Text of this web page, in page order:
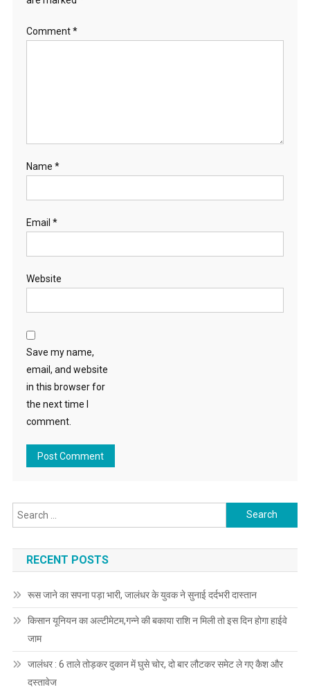
Comment*
Name *
Email *
Website
Save my name,
email, and website
in this browser for
the next time I
comment.
Search for:
RECENT POSTS
रूस जाने का सपना पड़ा भारी, जालंधर के युवक ने सुनाई दर्दभरी दास्तान
किसान यूनियन का अल्टीमेटम,गन्ने की बकाया राशि न मिली तो इस दिन होगा हाईवे
जाम
जालंधर : 6 ताले तोड़कर दुकान में घुसे चोर, दो बार लौटकर समेट ले गए कैश और
दस्तावेज